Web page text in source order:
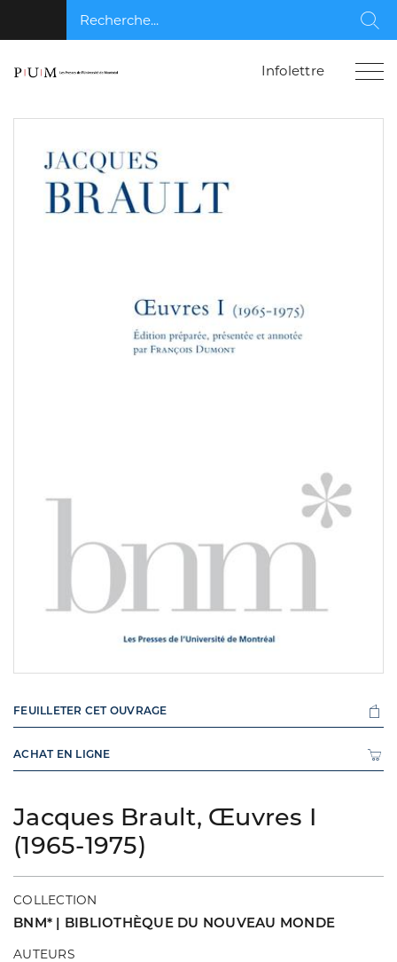
Recherche...
Infolettre
Jacques Brault, Œuvres I
(1965-1975)
COLLECTION
BNM* | BIBLIOTHÈQUE DU NOUVEAU MONDE
AUTEURS
FEUILLETER CET OUVRAGE
ACHAT EN LIGNE